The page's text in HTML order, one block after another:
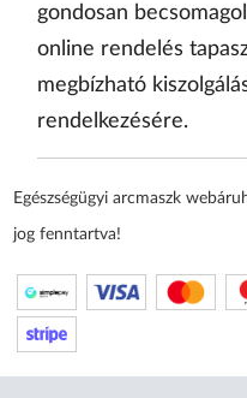
gondosan
online rendelés
megbízható
rendelkezésére.
Egészségügyi arcmaszk
jog fenntartva!